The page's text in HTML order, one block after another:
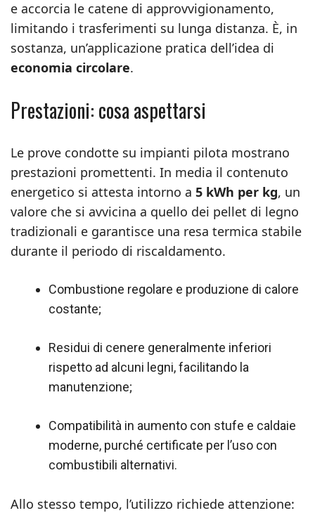
e accorcia le catene di approvvigionamento,
limitando i trasferimenti su lunga distanza. È, in
sostanza, un’applicazione pratica dell’idea di
economia circolare.
Prestazioni: cosa aspettarsi
Le prove condotte su impianti pilota mostrano
prestazioni promettenti. In media il contenuto
energetico si attesta intorno a 5 kWh per kg, un
valore che si avvicina a quello dei pellet di legno
tradizionali e garantisce una resa termica stabile
durante il periodo di riscaldamento.
Combustione regolare e produzione di calore
costante;
Residui di cenere generalmente inferiori
rispetto ad alcuni legni, facilitando la
manutenzione;
Compatibilità in aumento con stufe e caldaie
moderne, purché certificate per l’uso con
combustibili alternativi.
Allo stesso tempo, l’utilizzo richiede attenzione: